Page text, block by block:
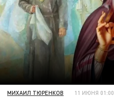
МИХАИЛ ТЮРЕНКОВ 11 ИЮНЯ 01:00